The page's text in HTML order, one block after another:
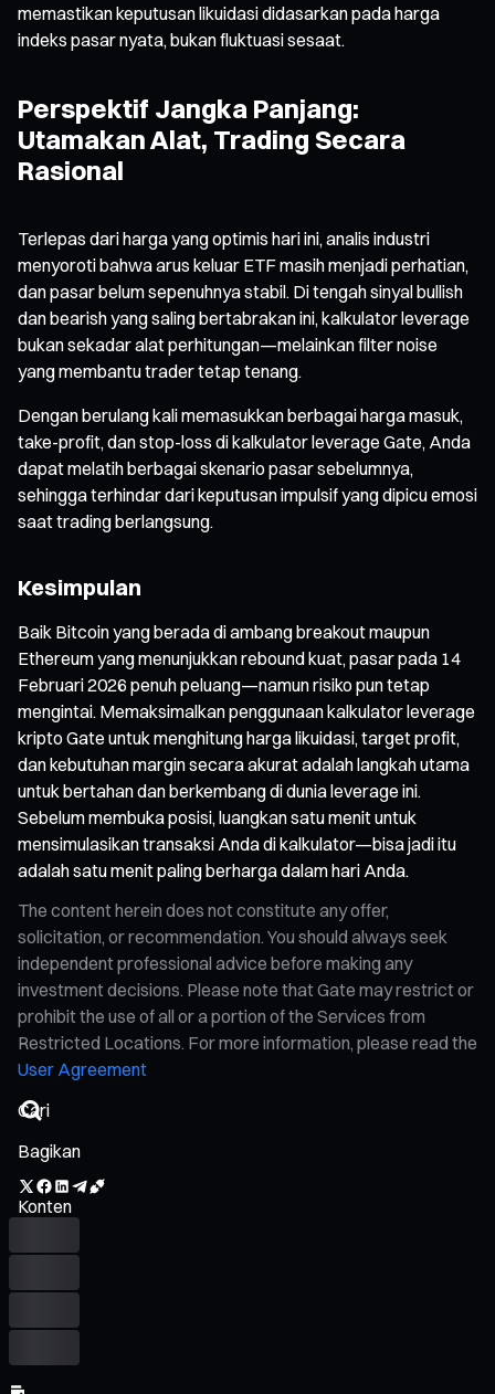
memastikan keputusan likuidasi didasarkan pada harga
indeks pasar nyata, bukan fluktuasi sesaat.
Perspektif Jangka Panjang:
Utamakan Alat, Trading Secara
Rasional
Terlepas dari harga yang optimis hari ini, analis industri
menyoroti bahwa arus keluar ETF masih menjadi perhatian,
dan pasar belum sepenuhnya stabil. Di tengah sinyal bullish
dan bearish yang saling bertabrakan ini, kalkulator leverage
bukan sekadar alat perhitungan—melainkan filter noise
yang membantu trader tetap tenang.
Dengan berulang kali memasukkan berbagai harga masuk,
take-profit, dan stop-loss di kalkulator leverage Gate, Anda
dapat melatih berbagai skenario pasar sebelumnya,
sehingga terhindar dari keputusan impulsif yang dipicu emosi
saat trading berlangsung.
Kesimpulan
Baik Bitcoin yang berada di ambang breakout maupun
Ethereum yang menunjukkan rebound kuat, pasar pada 14
Februari 2026 penuh peluang—namun risiko pun tetap
mengintai. Memaksimalkan penggunaan kalkulator leverage
kripto Gate untuk menghitung harga likuidasi, target profit,
dan kebutuhan margin secara akurat adalah langkah utama
untuk bertahan dan berkembang di dunia leverage ini.
Sebelum membuka posisi, luangkan satu menit untuk
mensimulasikan transaksi Anda di kalkulator—bisa jadi itu
adalah satu menit paling berharga dalam hari Anda.
The content herein does not constitute any offer,
solicitation, or recommendation. You should always seek
independent professional advice before making any
investment decisions. Please note that Gate may restrict or
prohibit the use of all or a portion of the Services from
Restricted Locations. For more information, please read the
User Agreement
Bagikan
Konten